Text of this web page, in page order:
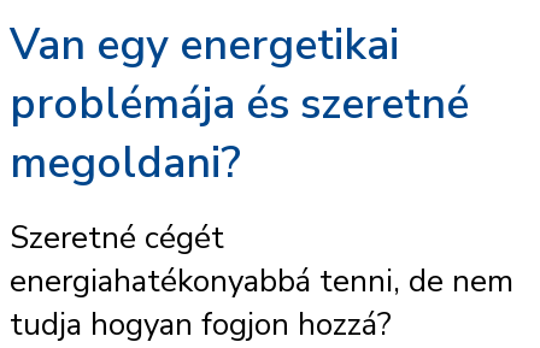
Van egy energetikai
problémája és szeretné
megoldani?
Szeretné cégét
energiahatékonyabbá tenni, de nem
tudja hogyan fogjon hozzá?